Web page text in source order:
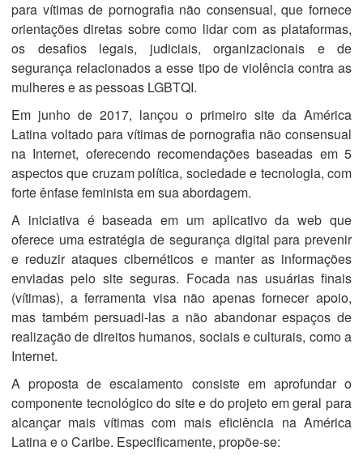
para vítimas de pornografia não consensual, que fornece
orientações diretas sobre como lidar com as plataformas,
os desafios legais, judiciais, organizacionais e de
segurança relacionados a esse tipo de violência contra as
mulheres e as pessoas LGBTQI.
Em junho de 2017, lançou o primeiro site da América
Latina voltado para vítimas de pornografia não consensual
na Internet, oferecendo recomendações baseadas em 5
aspectos que cruzam política, sociedade e tecnologia, com
forte ênfase feminista em sua abordagem.
A iniciativa é baseada em um aplicativo da web que
oferece uma estratégia de segurança digital para prevenir
e reduzir ataques cibernéticos e manter as informações
enviadas pelo site seguras. Focada nas usuárias finais
(vítimas), a ferramenta visa não apenas fornecer apoio,
mas também persuadi-las a não abandonar espaços de
realização de direitos humanos, sociais e culturais, como a
Internet.
A proposta de escalamento consiste em aprofundar o
componente tecnológico do site e do projeto em geral para
alcançar mais vítimas com mais eficiência na América
Latina e o Caribe. Especificamente, propõe-se: